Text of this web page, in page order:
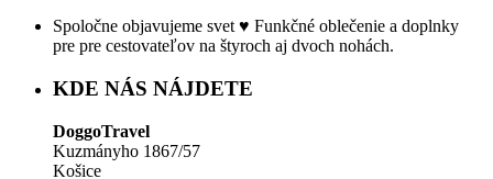
Spoločne objavujeme svet ♥ Funkčné oblečenie a doplnky
pre pre cestovateľov na štyroch aj dvoch nohách.
KDE NÁS NÁJDETE
DoggoTravel
Kuzmányho 1867/57
Košice